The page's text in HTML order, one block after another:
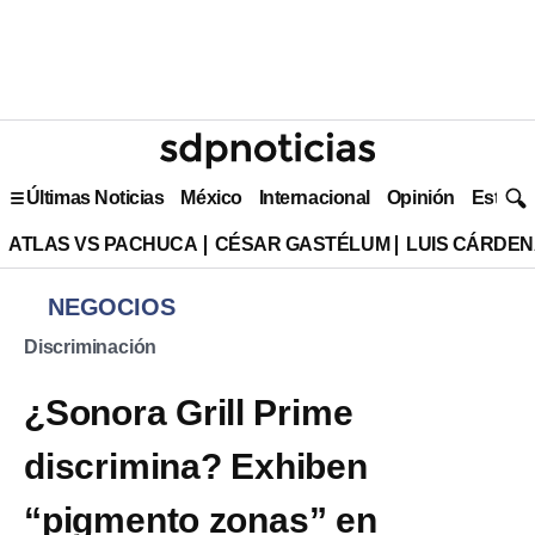
Últimas Noticias México Internacional Opinión Estilo
ATLAS VS PACHUCA CÉSAR GASTÉLUM LUIS
NEGOCIOS
Discriminación
¿Sonora Grill Prime
discrimina? Exhiben
“pigmento zonas” en